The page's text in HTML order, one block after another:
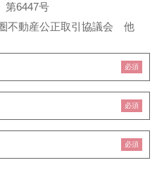
第6447号
不動産公正取引協議会他
必須
必須
必須